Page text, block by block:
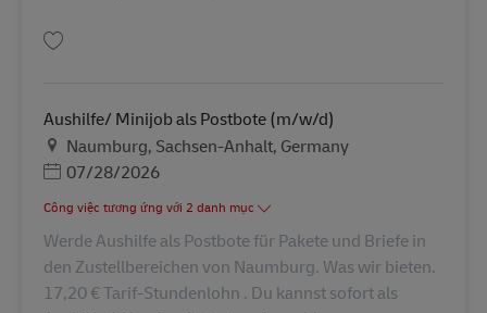
Aushilfe/ Minijob als Postbote (m/w/d)
Địa điểm
Naumburg, Sachsen-Anhalt, Germany
Posted Date
07/28/2026
Công việc tương ứng với 2 danh mục
Werde Aushilfe als Postbote für Pakete und Briefe in
den Zustellbereichen von Naumburg. Was wir bieten.
17,20 € Tarif-Stundenlohn . Du kannst sofort als